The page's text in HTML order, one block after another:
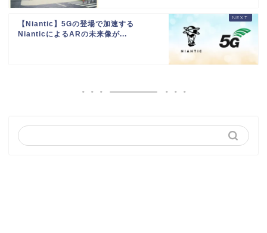
【Niantic】5Gの登場で加速する
NianticによるARの未来像が...